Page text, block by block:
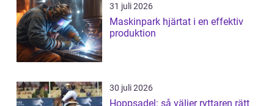
31 juli 2026
Maskinpark hjärtat i en effektiv
produktion
30 juli 2026
Hoppsadel: så väljer ryttaren rätt